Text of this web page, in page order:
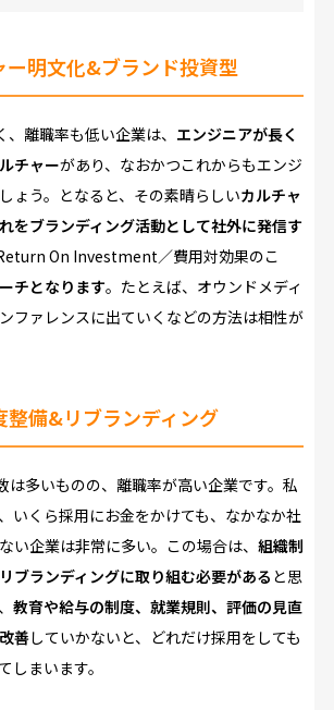
ー明文化&ブランド投資型
、離職率も低い企業は、 エンジニアが長く
チャーがあり、なおかつこれからもエンジ
ょう。となると、その素晴らしいカルチャ
をブランディング活動として社外に発信す
Return On Investment／費用対効果のこ
チとなります。たとえば、オウンドメディ
ファレンスに出ていくなどの方法は相性が
整備&リブランディング
は多いものの、離職率が高い企業です。私
いくら採用にお金をかけても、なかなか社
い企業は非常に多い。この場合は、 組織制
ブランディングに取り組む必要がある と思
教育や給与の制度、就業規則、評価の見直
善していかないと、どれだけ採用をしても
しまいます。